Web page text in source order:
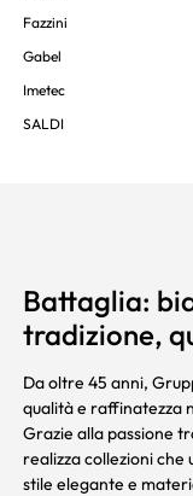
Fazzini
Gabel
Imetec
SALDI
Battaglia:
tradizione,
Da oltre 45 anni,
qualità e raffinatezza
Grazie alla passione
realizza collezioni che
stile elegante e